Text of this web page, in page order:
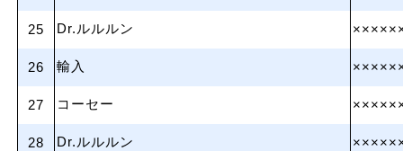
25 Dr.ルルルン
26 輸入
27 コーセー
28 Dr.ルルルン